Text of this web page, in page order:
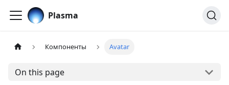
Plasma
Компоненты Avatar
On this page